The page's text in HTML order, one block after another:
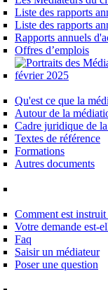
Liste des rapports
Liste des rapports
Rapports annuels
Offres d’emplois
Qu'est ce que la
Autour de la
Cadre juridique de
Textes de référence
Formations
Autres documents
Comment est
Votre demande est-
Faq
Saisir un médiateur
Poser une question